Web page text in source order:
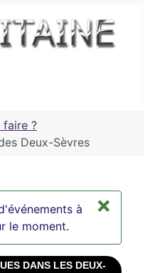
faire ?
Deux-Sèvres
×
à
le moment.
DANS LES DEUX-